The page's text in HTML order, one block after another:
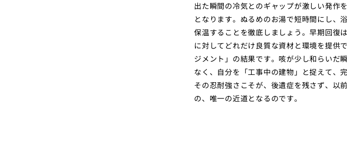
出た瞬間の冷気とのギャップが激しい発作
となります。ぬるめのお湯で短時間にし、
保温することを徹底しましょう。早期回復
に対してどれだけ良質な資材と環境を提供
ジメント」の結果です。咳が少し和らいだ
なく、自分を「工事中の建物」と捉えて、
その忍耐強さこそが、後遺症を残さず、以
の、唯一の近道となるのです。